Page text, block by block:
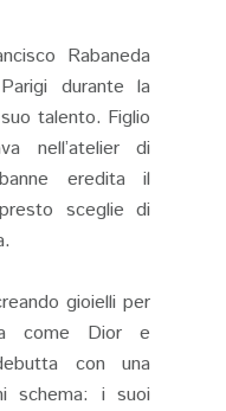
Rabaneda
durante la
talento. Figlio
nell’atelier di
eredita il
sceglie di
gioielli per
come Dior e
con una
schema: i suoi